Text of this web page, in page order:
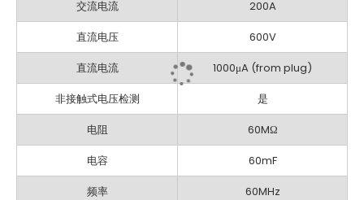
交流电流
200A
直流电压
600V
直流电流
1000μA (from plug)
非接触式电压检测
是
电阻
60MΩ
电容
60mF
频率
60MHz